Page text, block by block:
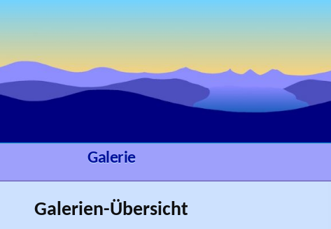
Galerie
Galerien-Übersicht